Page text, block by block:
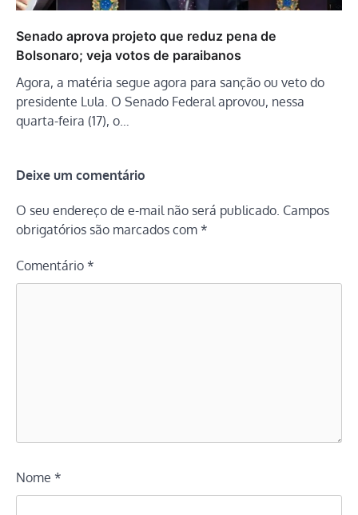
Senado aprova projeto que reduz pena de
Bolsonaro; veja votos de paraibanos
Agora, a matéria segue agora para sanção ou veto do
presidente Lula. O Senado Federal aprovou, nessa
quarta-feira (17), o…
Deixe um comentário
O seu endereço de e-mail não será publicado. Campos
obrigatórios são marcados com *
Comentário *
Nome *